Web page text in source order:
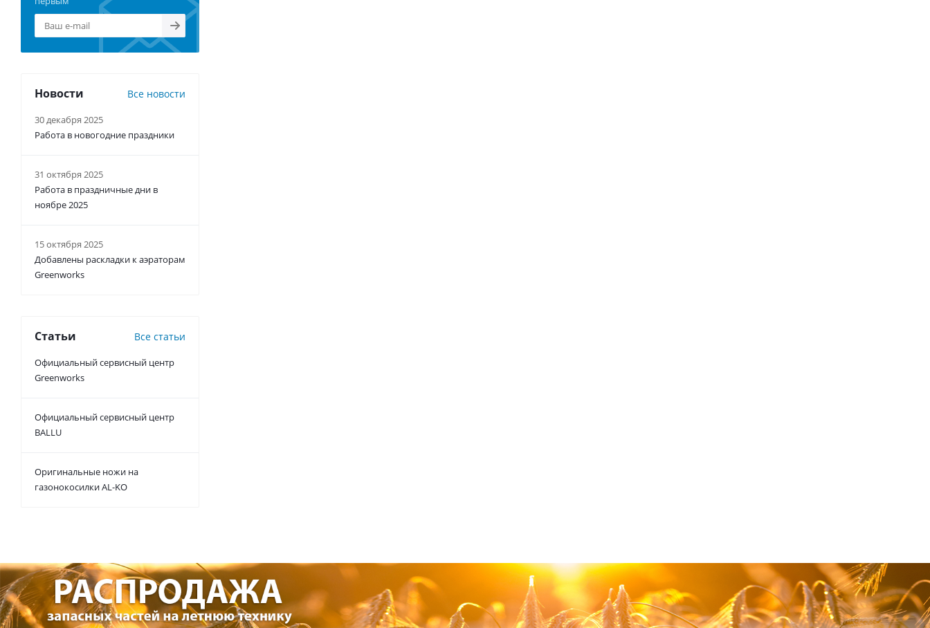
Новости Все новости
30 декабря 2025
Работа в новогодние праздники
31 октября 2025
Работа в праздничные дни в
ноябре 2025
15 октября 2025
Добавлены раскладки к аэраторам
Greenworks
Статьи Все статьи
Официальный сервисный центр
Greenworks
Официальный сервисный центр
BALLU
Оригинальные ножи на
газонокосилки AL-KO